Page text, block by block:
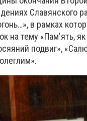
Славянского
в рамках
тему «Пам'ять, як
подвиг»,